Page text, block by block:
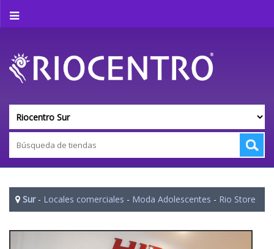
Sur- Locales comerciales - Moda Adolescentes - Rio Store